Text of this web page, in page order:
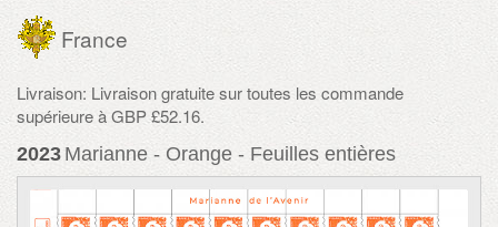
France
Livraison: Livraison gratuite sur toutes les commande
supérieure à GBP £52.16.
2023 Marianne - Orange - Feuilles entières